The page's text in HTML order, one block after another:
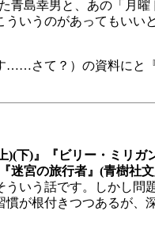
島幸男と、あの「月曜
いうのがあってもいい
さて？）の資料にと『
)(下)』『ビリー・ミリガ
迷宮の旅行者』(青樹社
いう話です。しかし問
慣が根付きつつあるが、